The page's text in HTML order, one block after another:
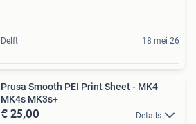
Delft 18 mei 26
Prusa Smooth PEI Print Sheet - MK4
MK4s MK3s+
€ 25,00 Details